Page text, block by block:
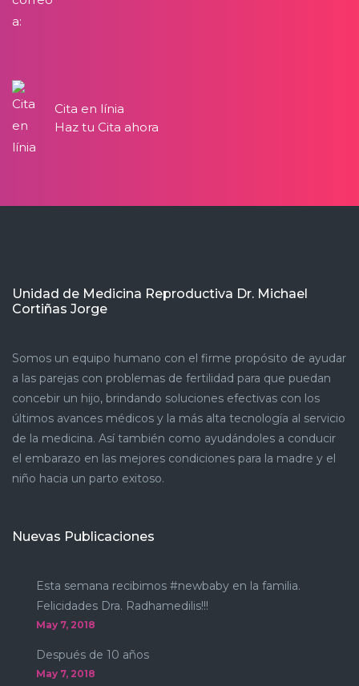
Cita en línia
Haz tu Cita ahora
Unidad de Medicina Reproductiva Dr. Michael
Cortiñas Jorge
Somos un equipo humano con el firme propósito de ayudar
a las parejas con problemas de fertilidad para que puedan
concebir un hijo, brindando soluciones efectivas con los
últimos avances médicos y la más alta tecnología al servicio
de la medicina. Así también como ayudándoles a conducir
el embarazo en las mejores condiciones para la madre y el
niño hacia un parto exitoso.
Nuevas Publicaciones
Esta semana recibimos #newbaby en la familia.
Felicidades Dra. Radhamedilis!!!
May 7, 2018
Después de 10 años
May 7, 2018